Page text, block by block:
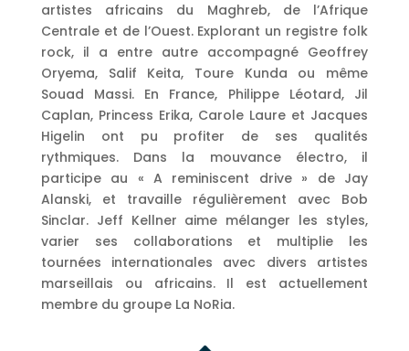
artistes africains du Maghreb, de l’Afrique
Centrale et de l’Ouest. Explorant un registre folk
rock, il a entre autre accompagné Geoffrey
Oryema, Salif Keita, Toure Kunda ou même
Souad Massi. En France, Philippe Léotard, Jil
Caplan, Princess Erika, Carole Laure et Jacques
Higelin ont pu profiter de ses qualités
rythmiques. Dans la mouvance électro, il
participe au « A reminiscent drive » de Jay
Alanski, et travaille régulièrement avec Bob
Sinclar. Jeff Kellner aime mélanger les styles,
varier ses collaborations et multiplie les
tournées internationales avec divers artistes
marseillais ou africains. Il est actuellement
membre du groupe La NoRia.